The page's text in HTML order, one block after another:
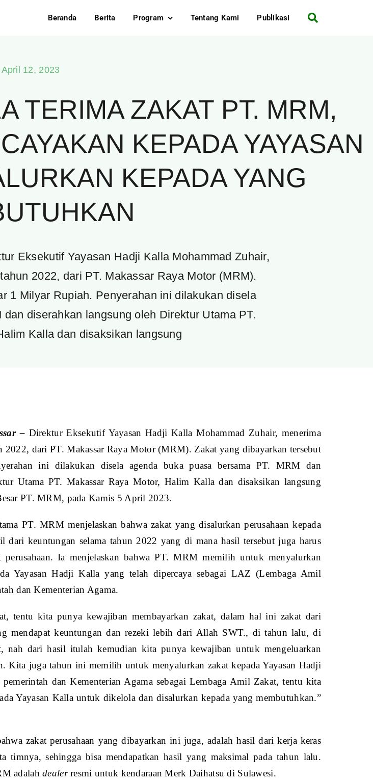
Beranda Berita Program Tentang Kami Publikasi
April 12, 2023
TERIMA ZAKAT PT. MRM,
KEPADA YAYASAN
KEPADA YANG
Eksekutif Yayasan Hadji Kalla Mohammad Zuhair,
2022, dari PT. Makassar Raya Motor (MRM).
1 Milyar Rupiah. Penyerahan ini dilakukan disela
diserahkan langsung oleh Direktur Utama PT.
Kalla dan disaksikan langsung
–Direktur Eksekutif Yayasan Hadji Kalla Mohammad Zuhair, menerima
2022, dari PT. Makassar Raya Motor (MRM). Zakat yang dibayarkan tersebut
ini dilakukan disela agenda buka puasa bersama PT. MRM dan
Utama PT. Makassar Raya Motor, Halim Kalla dan disaksikan langsung
PT. MRM, pada Kamis 5 April 2023.
PT. MRM menjelaskan bahwa zakat yang disalurkan perusahaan kepada
dari keuntungan selama tahun 2022 yang di mana hasil tersebut juga harus
perusahaan. Ia menjelaskan bahwa PT. MRM memilih untuk menyalurkan
Yayasan Hadji Kalla yang telah dipercaya sebagai LAZ (Lembaga Amil
dan Kementerian Agama.
tentu kita punya kewajiban membayarkan zakat, dalam hal ini zakat dari
mendapat keuntungan dan rezeki lebih dari Allah SWT., di tahun lalu, di
nah dari hasil itulah kemudian kita punya kewajiban untuk mengeluarkan
Kita juga tahun ini memilih untuk menyalurkan zakat kepada Yayasan Hadji
dan Kementerian Agama sebagai Lembaga Amil Zakat, tentu kita
Yayasan Kalla untuk dikelola dan disalurkan kepada yang membutuhkan.”
zakat perusahaan yang dibayarkan ini juga, adalah hasil dari kerja keras
timnya, sehingga bisa mendapatkan hasil yang maksimal pada tahun lalu.
adalahdealerresmi untuk kendaraan Merk Daihatsu di Sulawesi.